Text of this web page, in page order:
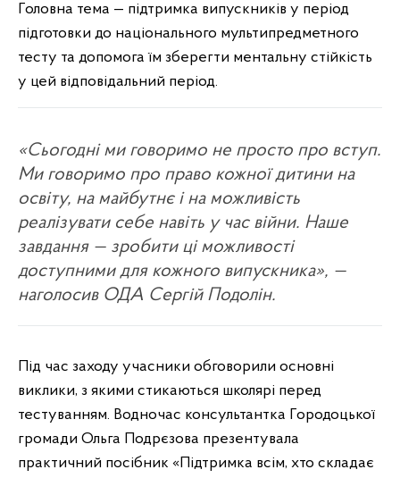
Головна тема — підтримка випускників у період
підготовки до національного мультипредметного
тесту та допомога їм зберегти ментальну стійкість
у цей відповідальний період.
«Сьогодні ми говоримо не просто про вступ.
Ми говоримо про право кожної дитини на
освіту, на майбутнє і на можливість
реалізувати себе навіть у час війни. Наше
завдання — зробити ці можливості
доступними для кожного випускника», —
наголосив ОДА Сергій Подолін.
Під час заходу учасники обговорили основні
виклики, з якими стикаються школярі перед
тестуванням. Водночас консультантка Городоцької
громади Ольга Подрєзова презентувала
практичний посібник «Підтримка всім, хто складає